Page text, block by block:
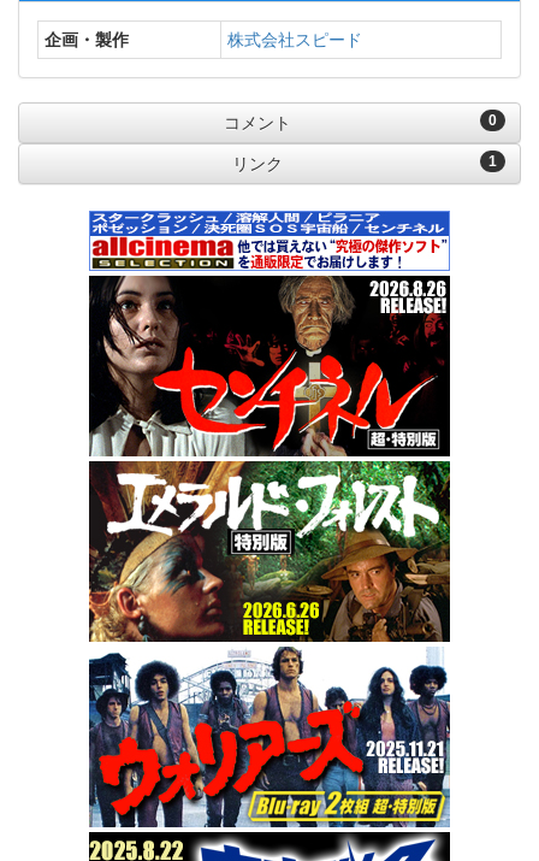
企画・製作 株式会社スピード
0
コメント
1
リンク